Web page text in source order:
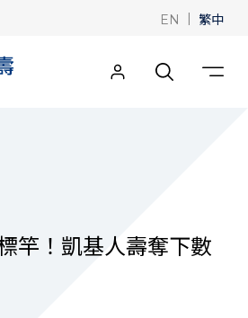
EN | 繁中
竿！凱基人壽奪下數